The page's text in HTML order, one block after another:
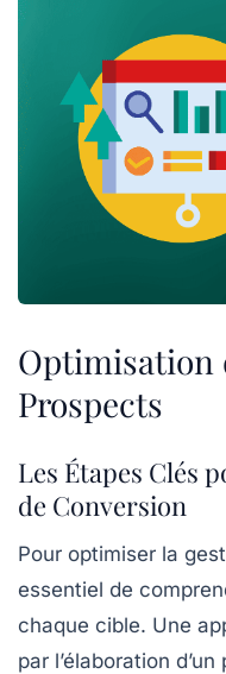
Optimisation
Prospects
Les Étapes Clés
de Conversion
Pour optimiser la
essentiel de
chaque cible. Une
par l’élaboration d’un